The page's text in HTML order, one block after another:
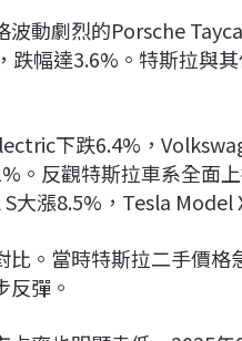
波動劇烈的Porsche
跌幅達3.6%。特斯拉與
下跌6.4%，
。反觀特斯拉車系全面上
大漲8.5%， Tesla Model
。當時特斯拉二手價
彈。